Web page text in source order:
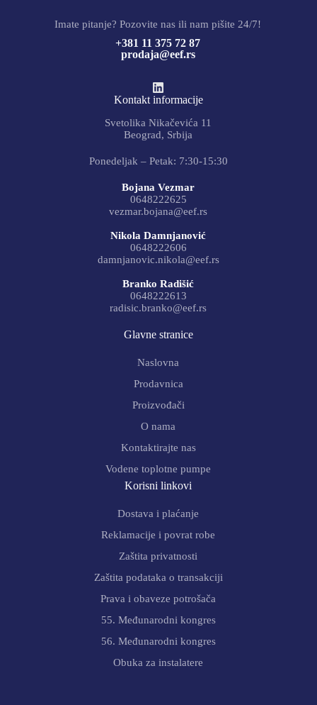
Imate pitanje? Pozovite nas ili nam pišite 24/7!
+381 11 375 72 87
prodaja@eef.rs
Kontakt informacije
Svetolika Nikačevića 11
Beograd, Srbija
Ponedeljak – Petak: 7:30-15:30
Bojana Vezmar
0648222625
vezmar.bojana@eef.rs
Nikola Damnjanović
0648222606
damnjanovic.nikola@eef.rs
Branko Radišić
0648222613
radisic.branko@eef.rs
Glavne stranice
Naslovna
Prodavnica
Proizvođači
O nama
Kontaktirajte nas
Vodene toplotne pumpe
Korisni linkovi
Dostava i plaćanje
Reklamacije i povrat robe
Zaštita privatnosti
Zaštita podataka o transakciji
Prava i obaveze potrošača
55. Međunarodni kongres
56. Međunarodni kongres
Obuka za instalatere